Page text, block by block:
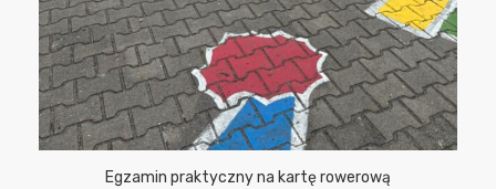
Egzamin praktyczny na kartę rowerową